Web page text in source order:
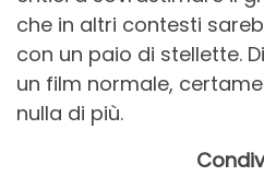
che in altri contesti
con un paio di stellette.
un film normale,
nulla di più.